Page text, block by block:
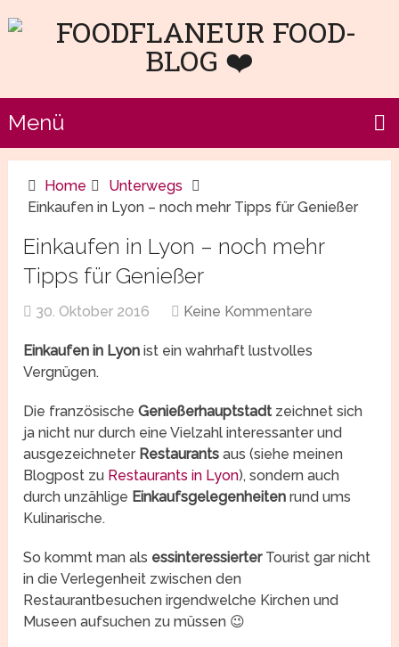
Menü
Home
Unterwegs
Einkaufen in Lyon – noch mehr Tipps für Genießer
Einkaufen in Lyon – noch mehr
Tipps für Genießer
30. Oktober 2016 Keine Kommentare
Einkaufen in Lyon ist ein wahrhaft lustvolles
Vergnügen.
Die französischeGenießerhauptstadtzeichnet sich
ja nicht nur durch eine Vielzahl interessanter und
ausgezeichneter Restaurants aus (siehe meinen
Blogpost zu Restaurants in Lyon), sondern auch
durch unzählige Einkaufsgelegenheiten rund ums
Kulinarische.
So kommt man als essinteressierterTourist gar nicht
in die Verlegenheit zwischen den
Restaurantbesuchen irgendwelche Kirchen und
Museen aufsuchen zu müssen 😉